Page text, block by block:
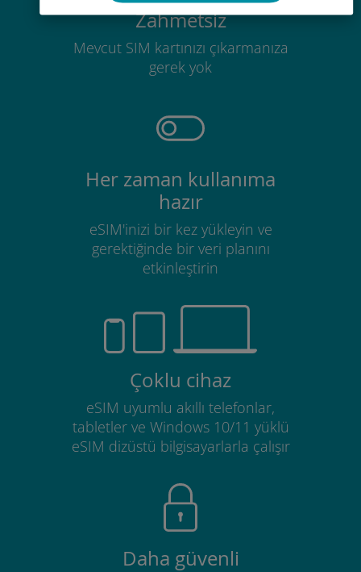
Zahmetsiz
Mevcut SIM kartınızı çıkarmanıza
gerek yok
Her zaman kullanıma
hazır
eSIM'inizi bir kez yükleyin ve
gerektiğinde bir veri planını
etkinleştirin
Çoklu cihaz
eSIM uyumlu akıllı telefonlar,
tabletler ve Windows 10/11 yüklü
eSIM dizüstü bilgisayarlarla çalışır
Daha güvenli